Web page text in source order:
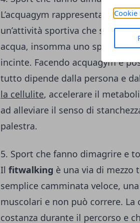
Cookie
L’acquagym rappresenta unmix
un’attività sportiva che si basa
acqua, insomma uno sport
incinte. Facendo acquagym è
tutto dipende dalla persona e
la cellulite, accelerare il
ad alleviare il senso di
palestra.
5. Sport che fanno dimagrire e
Il fitwalking è una via di mezzo
semplice camminata veloce,
muscolari e non può correre.
costanza durante il percorso e